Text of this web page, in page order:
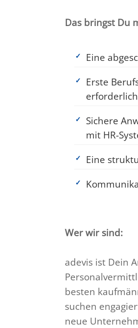
Das bringst Du
Eine
Erste
erforderlich
Sichere
mit HR-
Eine
Wer wir sind:
adevis ist Dein
besten
suchen
neue